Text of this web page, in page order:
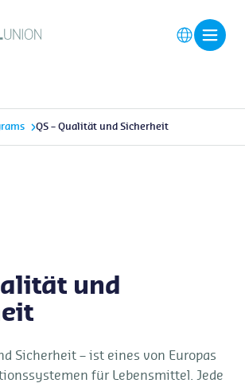
QS – Qualität und Sicherheit
und
Sicherheit – ist eines von Europas
für Lebensmittel. Jede